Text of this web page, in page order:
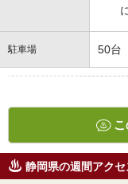
に
駐車場 50台
静岡県の週間アク